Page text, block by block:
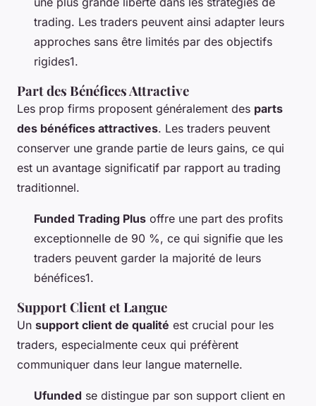
trading. Les traders peuvent ainsi adapter leurs
approches sans être limités par des objectifs
rigides1.
Part des Bénéfices Attractive
Les prop firms proposent généralement des parts
des bénéfices attractives. Les traders peuvent
conserver une grande partie de leurs gains, ce qui
est un avantage significatif par rapport au trading
traditionnel.
Funded Trading Plus offre une part des profits
exceptionnelle de 90 %, ce qui signifie que les
traders peuvent garder la majorité de leurs
bénéfices1.
Support Client et Langue
Un support client de qualité est crucial pour les
traders, especialmente ceux qui préfèrent
communiquer dans leur langue maternelle.
Ufunded se distingue par son support client en